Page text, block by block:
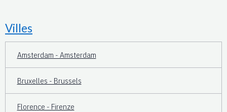
Villes
Amsterdam - Amsterdam
Bruxelles - Brussels
Florence - Firenze